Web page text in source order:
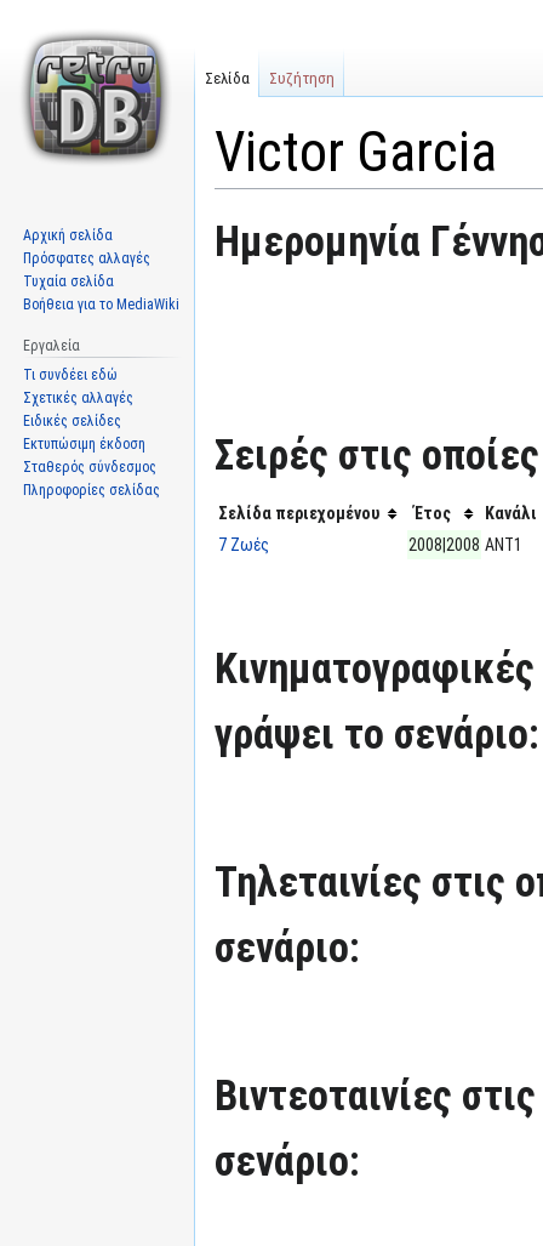
Victor Garcia
Μετάβαση
στην
Πήδηση
στην
Ημερομηνία
Σειρές στις
Σελίδα περιεχομένου Έτος
Κανάλι
7 Ζωές
2008|2008 ΑΝΤ1
Κινηματογραφικές
γράψει το σενάριο:
Τηλεταινίες στις
σενάριο:
Βιντεοταινίες
σενάριο:
Σελίδα Συζήτηση
Αρχική σελίδα
Πρόσφατες αλλαγές
Τυχαία σελίδα
Βοήθεια για το MediaWiki
Εργαλεία
Τι συνδέει εδώ
Σχετικές αλλαγές
Ειδικές σελίδες
Εκτυπώσιμη έκδοση
Σταθερός σύνδεσμος
Πληροφορίες σελίδας